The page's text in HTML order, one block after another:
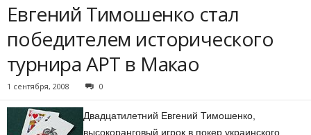
Евгений Тимошенко стал
победителем исторического
турнира APT в Макао
1 сентября, 2008 0
Двадцатилетний Евгений Тимошенко,
высокоранговый игрок в покер украинского